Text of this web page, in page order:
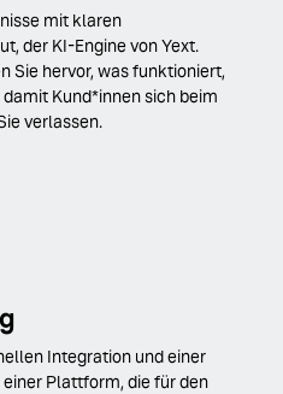
mit klaren
der KI-Engine von Yext.
Sie hervor, was funktioniert,
Kund*innen sich beim
verlassen.
Integration und einer
Plattform, die für den